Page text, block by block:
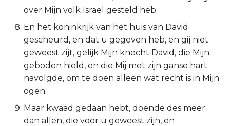
Hebreeën
Jakobus
1 Petrus
2 Petrus
1 Johannes
over Mijn volk Israël gesteld heb;
En het koninkrijk van het huis van David
gescheurd, en dat u gegeven heb, en gij niet
geweest zijt, gelijk Mijn knecht David, die Mijn
geboden hield, en die Mij met zijn ganse hart
navolgde, om te doen alleen wat recht is in Mijn
ogen;
Maar kwaad gedaan hebt, doende des meer
dan allen, die voor u geweest zijn, en